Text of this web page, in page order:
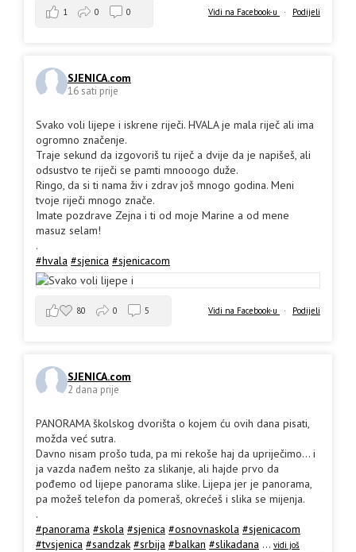
Vidi na Facebook-u · Podijeli
1 0 0
SJENICA.com
16 sati prije
Svako voli lijepe i iskrene riječi. HVALA je mala riječ ali ima
ogromno značenje.
Traje sekund da izgovoriš tu riječ a dvije da je napišeš, ali
odsustvo te riječi se pamti mnooogo duže.
Ringo, da si ti nama živ i zdrav još mnogo godina. Meni
tvoje riječi mnogo znače.
Imate pozdrave Zejna i ti od moje Marine a od mene
masuz selam!
.
#hvala #sjenica #sjenicacom
Vidi na Facebook-u · Podijeli
80 0 5
SJENICA.com
2 dana prije
PANORAMA školskog dvorišta o kojem ću ovih dana pisati,
možda već sutra.
Davno nisam prošo tuda, pa mi rekoše haj da upriječimo... i
ja vazda nađem nešto za slikanje, ali hajde prvo da
pođemo od lijepe panorama slike. Lijepa jer je panorama,
pa možeš telefon da pomeraš, okrećeš i slika se mijenja.
.
#panorama #skola #sjenica #osnovnaskola #sjenicacom
#tvsjenica #sandzak #srbija #balkan #slikadana ... vidi još